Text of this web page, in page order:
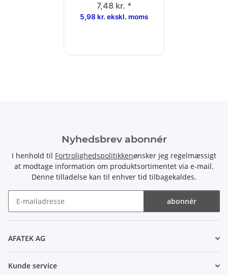
7,48 kr. *
5,98 kr. ekskl. moms
Nyhedsbrev abonnér
I henhold til Fortrolighedspolitikkenønsker jeg regelmæssigt
at modtage information om produktsortimentet via e-mail.
Denne tilladelse kan til enhver tid tilbagekaldes.
abonnér
AFATEK AG
Kunde service